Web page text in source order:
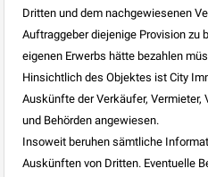
Dritten und dem nachgewiesenen
Auftraggeber diejenige Provision zu
eigenen Erwerbs hätte bezahlen
Hinsichtlich des Objektes ist City
Auskünfte der Verkäufer, Vermieter,
und Behörden angewiesen.
Insoweit beruhen sämtliche
Auskünften von Dritten. Eventuelle